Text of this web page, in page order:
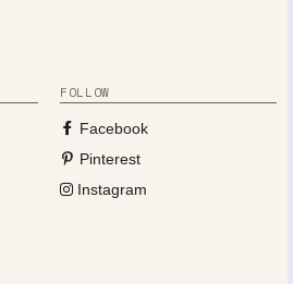
FOLLOW
Facebook
Pinterest
Instagram